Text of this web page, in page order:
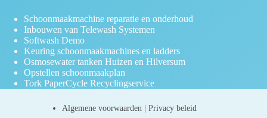
Schoonmaakmachine reparatie en onderhoud
Inbouwen van Telewash Systemen
Softwash Demo
Keuring schoonmaakmachines en ladders
Osmosewater tanken Huizen en Hilversum
Opstellen schoonmaakplan
Tork PaperCycle Recyclingservice
Algemene voorwaarden |Privacy beleid